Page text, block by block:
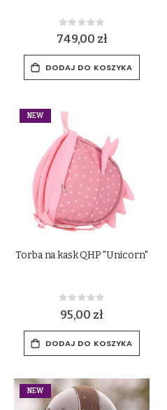
Rating:
0%
749,00 zł
DODAJ DO KOSZYKA
NEW
Torba na kask QHP "Unicorn"
Rating:
0%
95,00 zł
DODAJ DO KOSZYKA
NEW